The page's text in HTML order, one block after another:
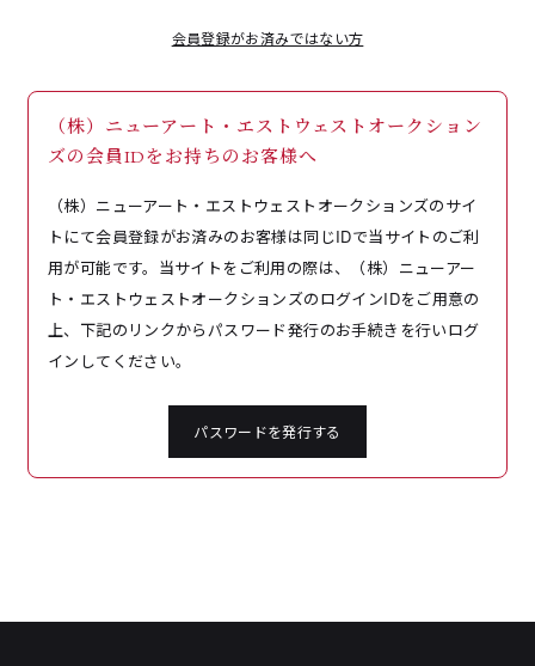
会員登録がお済みではない方
（株）ニューアート・エストウェストオークション
ズの会員IDをお持ちのお客様へ
（株）ニューアート・エストウェストオークションズのサイ
トにて会員登録がお済みのお客様は同じIDで当サイトのご利
用が可能です。当サイトをご利用の際は、（株）ニューアー
ト・エストウェストオークションズのログインIDをご用意の
上、下記のリンクからパスワード発行のお手続きを行いログ
インしてください。
パスワードを発行する